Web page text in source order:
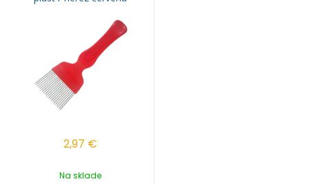
2,97 €
Na sklade